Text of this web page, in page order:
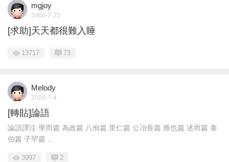
mgjoy
2006-7-25
[求助]天天都很難入睡
13717 73
Melody
2009-7-4
[轉貼]論語
論語譯注 學而篇 為政篇 八佾篇 里仁篇 公冶長篇 雍也篇 述而篇 泰
伯篇 子罕篇 ...
3997 2